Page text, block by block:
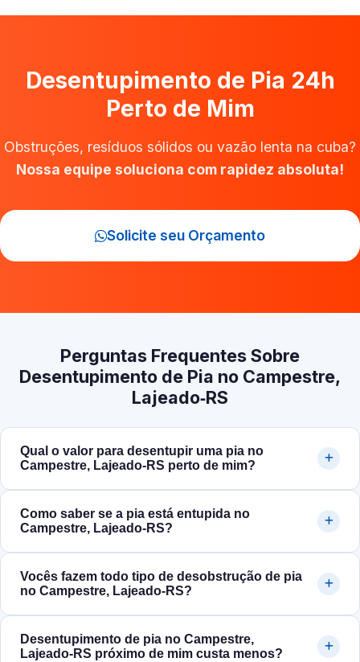
Desentupimento de Pia 24h
Perto de Mim
Obstruções, resíduos sólidos ou vazão lenta na cuba?
Nossa equipe soluciona com rapidez absoluta!
Solicite seu Orçamento
Perguntas Frequentes Sobre
Desentupimento de Pia no Campestre,
Lajeado‑RS
Qual o valor para desentupir uma pia no
Campestre, Lajeado‑RS perto de mim?
Como saber se a pia está entupida no
Campestre, Lajeado‑RS?
Vocês fazem todo tipo de desobstrução de pia
no Campestre, Lajeado‑RS?
Desentupimento de pia no Campestre,
Lajeado‑RS próximo de mim custa menos?